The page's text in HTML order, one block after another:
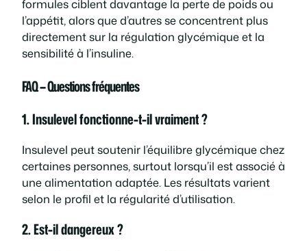
formules ciblent davantage la perte de poids ou
l’appétit, alors que d’autres se concentrent plus
directement sur la régulation glycémique et la
sensibilité à l’insuline.
FAQ – Questions fréquentes
1. Insulevel fonctionne-t-il vraiment ?
Insulevel peut soutenir l’équilibre glycémique chez
certaines personnes, surtout lorsqu’il est associé à
une alimentation adaptée. Les résultats varient
selon le profil et la régularité d’utilisation.
2. Est-il dangereux ?